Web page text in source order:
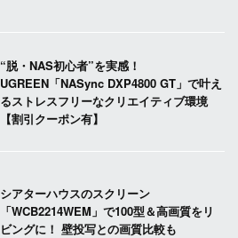
“脱・NAS初心者”を実感！
UGREEN「NASync DXP4800 GT」で叶え
るストレスフリーなクリエイティブ環境
【割引クーポン有】
シアターハウスのスクリーン
「WCB2214WEM」で100型＆高画質をリ
ビングに！ 壁投写との画質比較も